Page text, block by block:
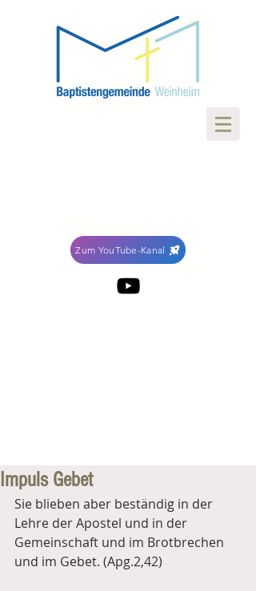
Zum YouTube-Kanal
Impuls Gebet
Sie blieben aber beständig in der
Lehre der Apostel und in der
Gemeinschaft und im Brotbrechen
und im Gebet. (Apg.2,42)